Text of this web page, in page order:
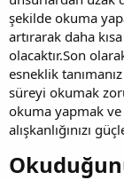
şekilde okuma
artırarak daha
olacaktır.Son
esneklik
süreyi okumak
okuma yapmak
alışkanlığınızı